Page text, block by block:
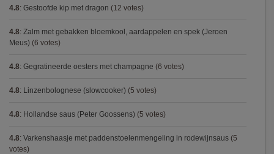
4.8: Gestoofde kip met dragon (12 votes)
4.8: Zalm met gebakken bloemkool, aardappelen en spek (Jeroen
Meus) (6 votes)
4.8: Gegratineerde oesters met champagne (6 votes)
4.8: Linzenbolognese (slowcooker) (5 votes)
4.8: Hollandse saus (Peter Goossens) (5 votes)
4.8: Varkenshaasje met paddenstoelenmengeling in rodewijnsaus (5
votes)